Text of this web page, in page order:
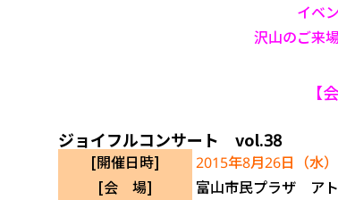
イベ
沢山のご来
【
ジョイフルコンサート vol.38
[開催日時]
2015年8月26日（水
[会 場]
富山市民プラザ ア